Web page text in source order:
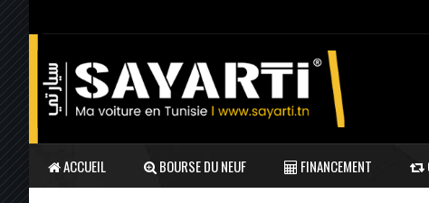
ACCUEIL BOURSE DU NEUF FINANCEMENT